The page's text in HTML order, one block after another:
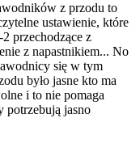
z przodu to
ustawienie, które
przechodzące z
z napastnikiem... No
się w tym
było jasne kto ma
i to nie pomaga
potrzebują jasno